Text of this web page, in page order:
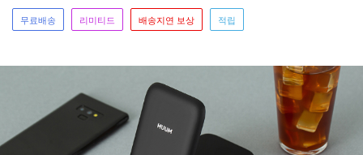
무료배송 리미티드 배송지연 보상 적립